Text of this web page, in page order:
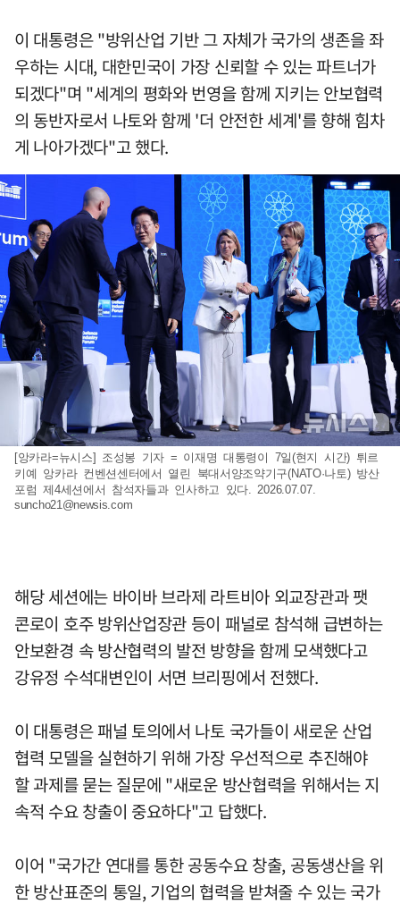
이 대통령은 "방위산업 기반 그 자체가 국가의 생존을 좌
우하는 시대, 대한민국이 가장 신뢰할 수 있는 파트너가
되겠다"며 "세계의 평화와 번영을 함께 지키는 안보협력
의 동반자로서 나토와 함께 '더 안전한 세계'를 향해 힘차
게 나아가겠다"고 했다.
[앙카라=뉴시스] 조성봉 기자 = 이재명 대통령이 7일(현지 시간) 튀르
키예 앙카라 컨벤션센터에서 열린 북대서양조약기구(NATO·나토) 방산
포럼 제4세션에서 참석자들과 인사하고 있다. 2026.07.07.
suncho21@newsis.com
해당 세션에는 바이바 브라제 라트비아 외교장관과 팻
콘로이 호주 방위산업장관 등이 패널로 참석해 급변하는
안보환경 속 방산협력의 발전 방향을 함께 모색했다고
강유정 수석대변인이 서면 브리핑에서 전했다.
이 대통령은 패널 토의에서 나토 국가들이 새로운 산업
협력 모델을 실현하기 위해 가장 우선적으로 추진해야
할 과제를 묻는 질문에 "새로운 방산협력을 위해서는 지
속적 수요 창출이 중요하다"고 답했다.
이어 "국가간 연대를 통한 공동수요 창출, 공동생산을 위
한 방산표준의 통일, 기업의 협력을 받쳐줄 수 있는 국가